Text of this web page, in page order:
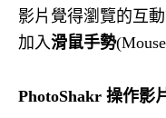
影片覺得瀏覽的互
加入滑鼠手勢
PhotoShakr 操作影